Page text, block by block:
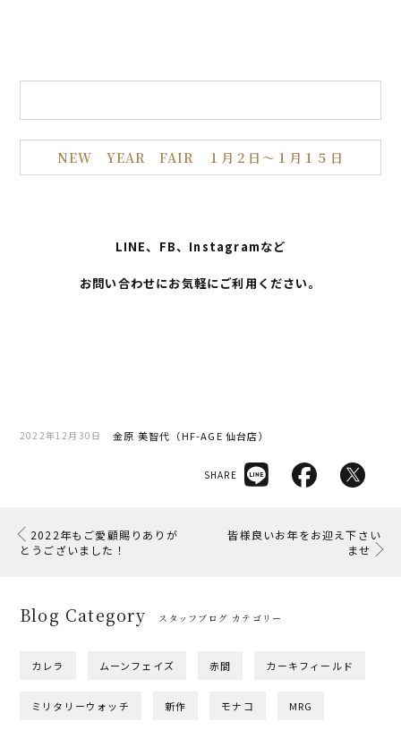
NEW YEAR FAIR １月２日～１月１５日
LINE、FB、Instagramなど
お問い合わせにお気軽にご利用ください。
2022年12月30日 金原 美智代（HF-AGE 仙台店）
SHARE
2022年もご愛顧賜りありが
とうございました！
皆様良いお年をお迎え下さい
ませ
Blog Category スタッフブログ カテゴリー
カレラ ムーンフェイズ 赤間 カーキフィールド
ミリタリーウォッチ 新作 モナコ MRG